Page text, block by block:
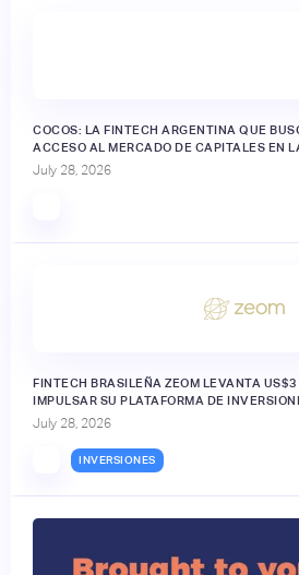
COCOS: LA FINTECH ARGENTINA QUE
ACCESO AL MERCADO DE CAPITALES EN
July 28, 2026
FINTECH BRASILEÑA ZEOM LEVANTA US$3
IMPULSAR SU PLATAFORMA DE
July 28, 2026
INVERSIONES